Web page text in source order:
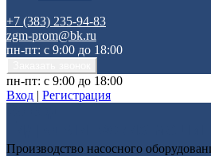
+7 (383) 235-94-83
zgm-prom@bk.ru
пн-пт: с 9:00 до 18:00
пн-пт: с 9:00 до 18:00
Вход | Регистрация
Производство насосного